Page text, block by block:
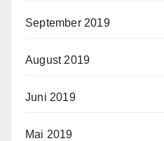
September 2019
August 2019
Juni 2019
Mai 2019